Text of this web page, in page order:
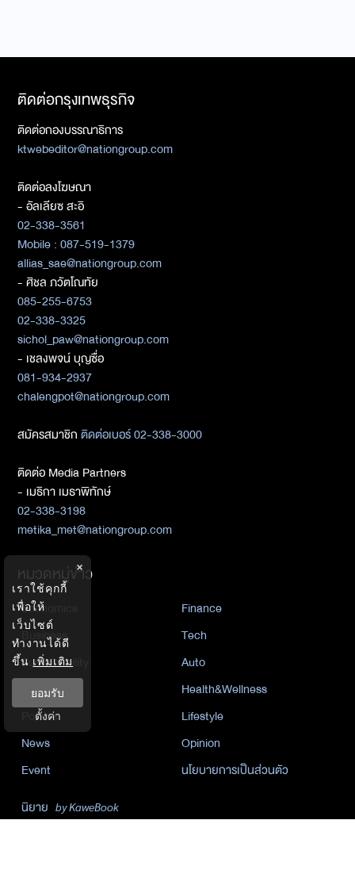
ติดต่อกรุงเทพธุรกิจ
ติดต่อกองบรรณาธิการ
ktwebeditor@nationgroup.com
ติดต่อลงโฆษณา
- อัลเลียซ สะอิ
02-338-3561
Mobile : 087-519-1379
allias_sae@nationgroup.com
- ศิชล ภวัตโณทัย
085-255-6753
02-338-3325
sichol_paw@nationgroup.com
- เชลงพจน์ บุญซื่อ
081-934-2937
chalengpot@nationgroup.com
สมัครสมาชิกติดต่อเบอร์ 02-338-3000
ติดต่อ Media Partners
- เมธิกา เมธาพิทักษ์
02-338-3198
metika_met@nationgroup.com
หมวดหมู่ข่าว
Economics
Finance
Business
Tech
Sustainability
Auto
World
Health&Wellness
Politics
Lifestyle
News
Opinion
Event
นโยบายการเป็นส่วนตัว
นิยาย by KaweBook
×
เราใช้คุกกี้
เพื่อให้
เว็บไซต์
ทำงานได้ดี
ขึ้น เพิ่มเติม
ยอมรับ
ตั้งค่า